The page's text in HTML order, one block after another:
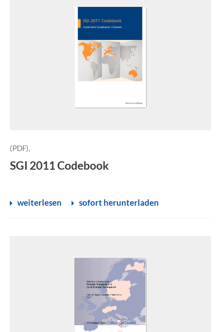
(PDF),
SGI 2011 Codebook
weiterlesen sofort herunterladen